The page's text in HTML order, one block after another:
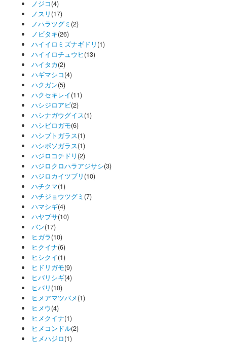
ノジコ(4)
ノスリ (17)
ノハラツグミ (2)
ノビタキ(26)
ハイイロミズナギドリ (1)
ハイイロチュウヒ(13)
ハイタカ(2)
ハギマシコ(4)
ハクガン(5)
ハクセキレイ(11)
ハシジロアビ(2)
ハシナガウグイス(1)
ハシビロガモ(6)
ハシブトガラス(1)
ハシボソガラス(1)
ハジロコチドリ (2)
ハジロクロハラアジサシ(3)
ハジロカイツブリ (10)
ハチクマ(1)
ハチジョウツグミ (7)
ハマシギ(4)
ハヤブサ(10)
バン(17)
ヒガラ(10)
ヒクイナ(6)
ヒシクイ(1)
ヒドリガモ(9)
ヒバリシギ(4)
ヒバリ (10)
ヒメアマツバメ(1)
ヒメウ(4)
ヒメクイナ(1)
ヒメコンドル(2)
ヒメハジロ(1)